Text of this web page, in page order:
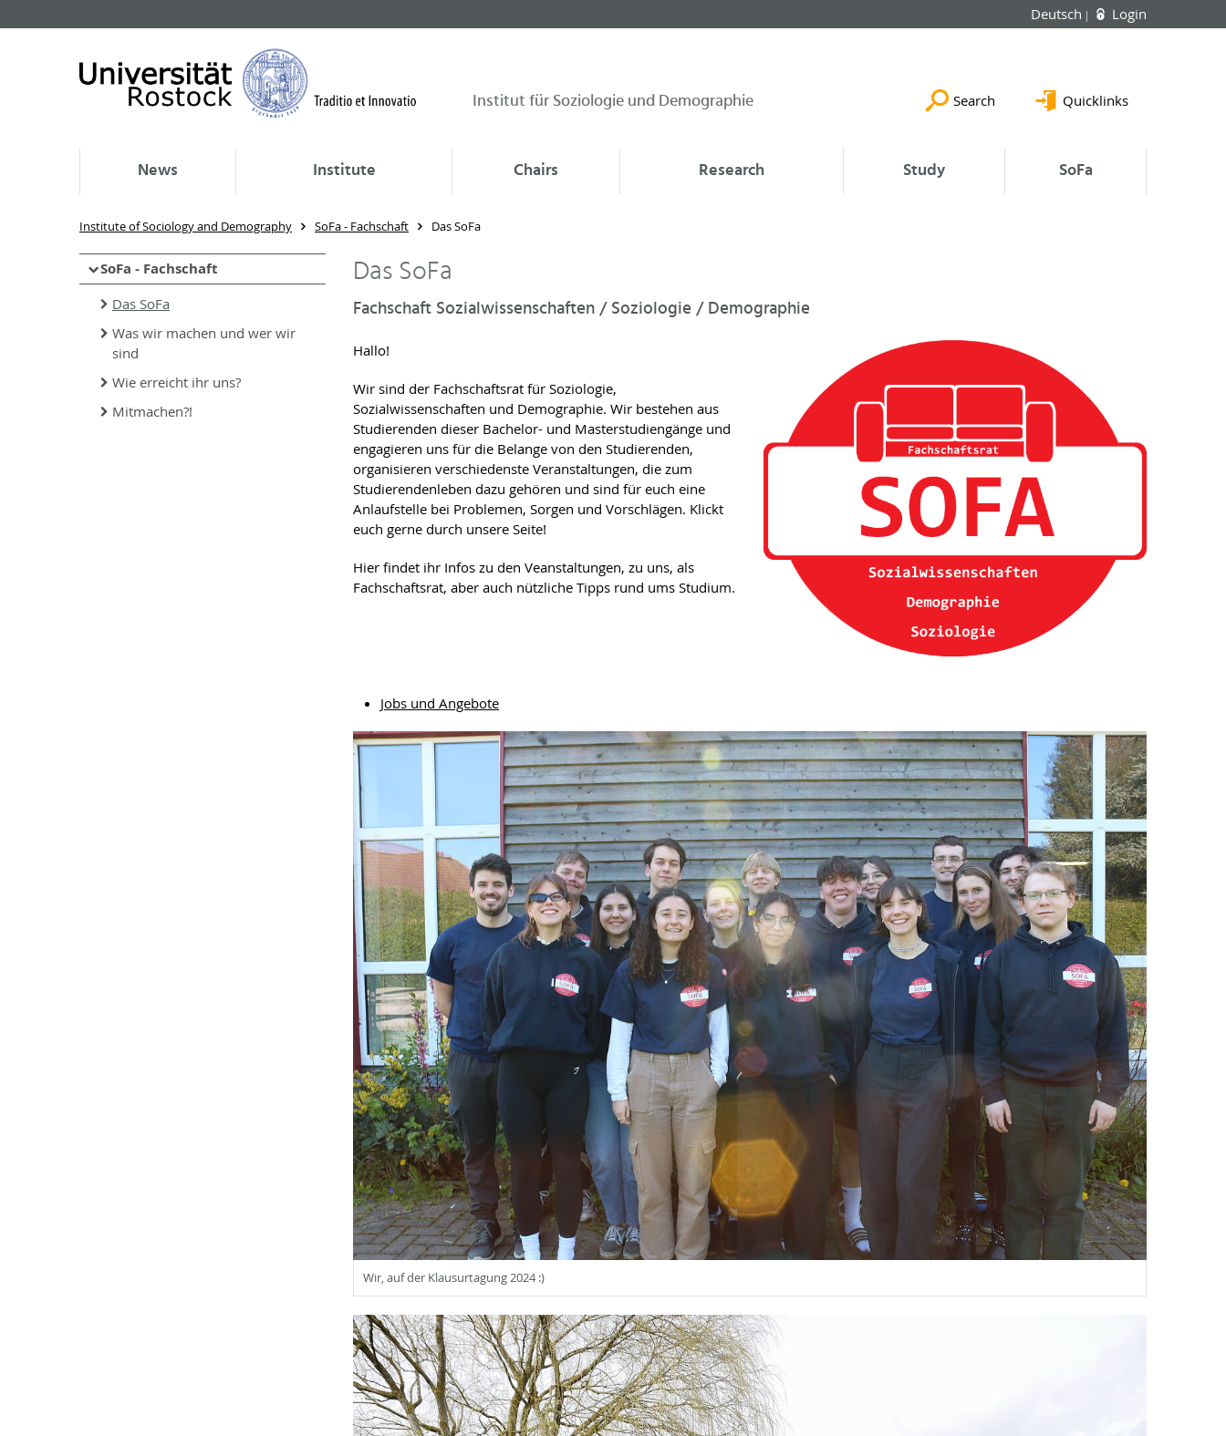
Deutsch Login
Institut für Soziologie und Demographie Search Quicklinks
News Institute Chairs Research Study SoFa
Institute of Sociology and Demography SoFa - Fachschaft Das SoFa
SoFa - Fachschaft
Das SoFa
Was wir machen und wer wir
sind
Wie erreicht ihr uns?
Mitmachen?!
Das SoFa
Fachschaft Sozialwissenschaften / Soziologie / Demographie
Hallo!
Wir sind der Fachschaftsrat für Soziologie,
Sozialwissenschaften und Demographie. Wir bestehen aus
Studierenden dieser Bachelor- und Masterstudiengänge und
engagieren uns für die Belange von den Studierenden,
organisieren verschiedenste Veranstaltungen, die zum
Studierendenleben dazu gehören und sind für euch eine
Anlaufstelle bei Problemen, Sorgen und Vorschlägen. Klickt
euch gerne durch unsere Seite!
Hier findet ihr Infos zu den Veanstaltungen, zu uns, als
Fachschaftsrat, aber auch nützliche Tipps rund ums Studium.
Jobs und Angebote
Wir, auf der Klausurtagung 2024 :)